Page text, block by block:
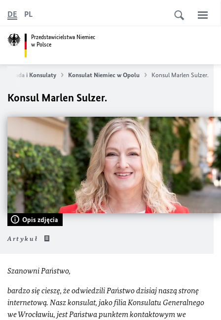
Przedstawicielstwa Niemiec
w Polsce
DE PL
i Konsulaty Konsulat Niemiec w Opolu Konsul Marlen Sulzer.
Konsul Marlen Sulzer.
Opis zdjęcia
Artykuł
Szanowni Państwo,
bardzo się cieszę, że odwiedzili Państwo dzisiaj naszą stronę
internetową. Nasz konsulat, jako filia Konsulatu Generalnego
we Wrocławiu, jest Państwa punktem kontaktowym we